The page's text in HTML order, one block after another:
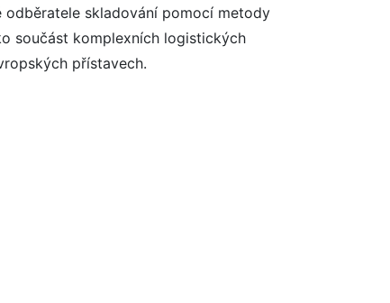
odběratele skladování pomocí metody
součást komplexních logistických
přístavech.